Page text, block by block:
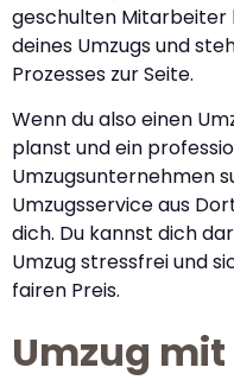
geschulten Mitarbeiter
deines Umzugs und
Prozesses zur Seite.
Wenn du also einen
planst und ein
Umzugsunternehmen
Umzugsservice aus
dich. Du kannst dich
Umzug stressfrei und
fairen Preis.
Umzug